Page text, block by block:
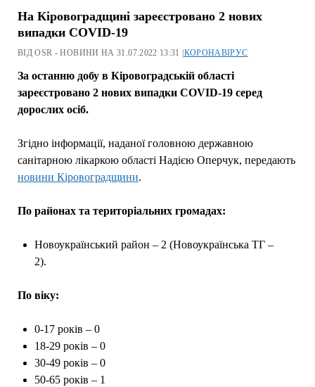
На Кіровоградщині зареєстровано 2 нових
випадки СOVID-19
ВІД OSR - НОВИНИ НА 31.07.2022 13:31 | КОРОНАВІРУС
За останню добу в Кіровоградській області
зареєстровано 2 нових випадки СOVID-19 серед
дорослих осіб.
Згідно інформації, наданої головною державною
санітарною лікаркою області Надією Оперчук, передають
новини Кіровоградщини.
По районах та територіальних громадах:
Новоукраїнський район – 2 (Новоукраїнська ТГ –
2).
По віку:
0-17 років – 0
18-29 років – 0
30-49 років – 0
50-65 років – 1